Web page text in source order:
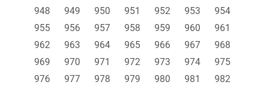
948
949 950 951 952 953
954
955
956 957 958 959 960
961
962
963 964 965 966 967
968
969
970 971 972 973 974
975
976
977 978 979 980 981
982